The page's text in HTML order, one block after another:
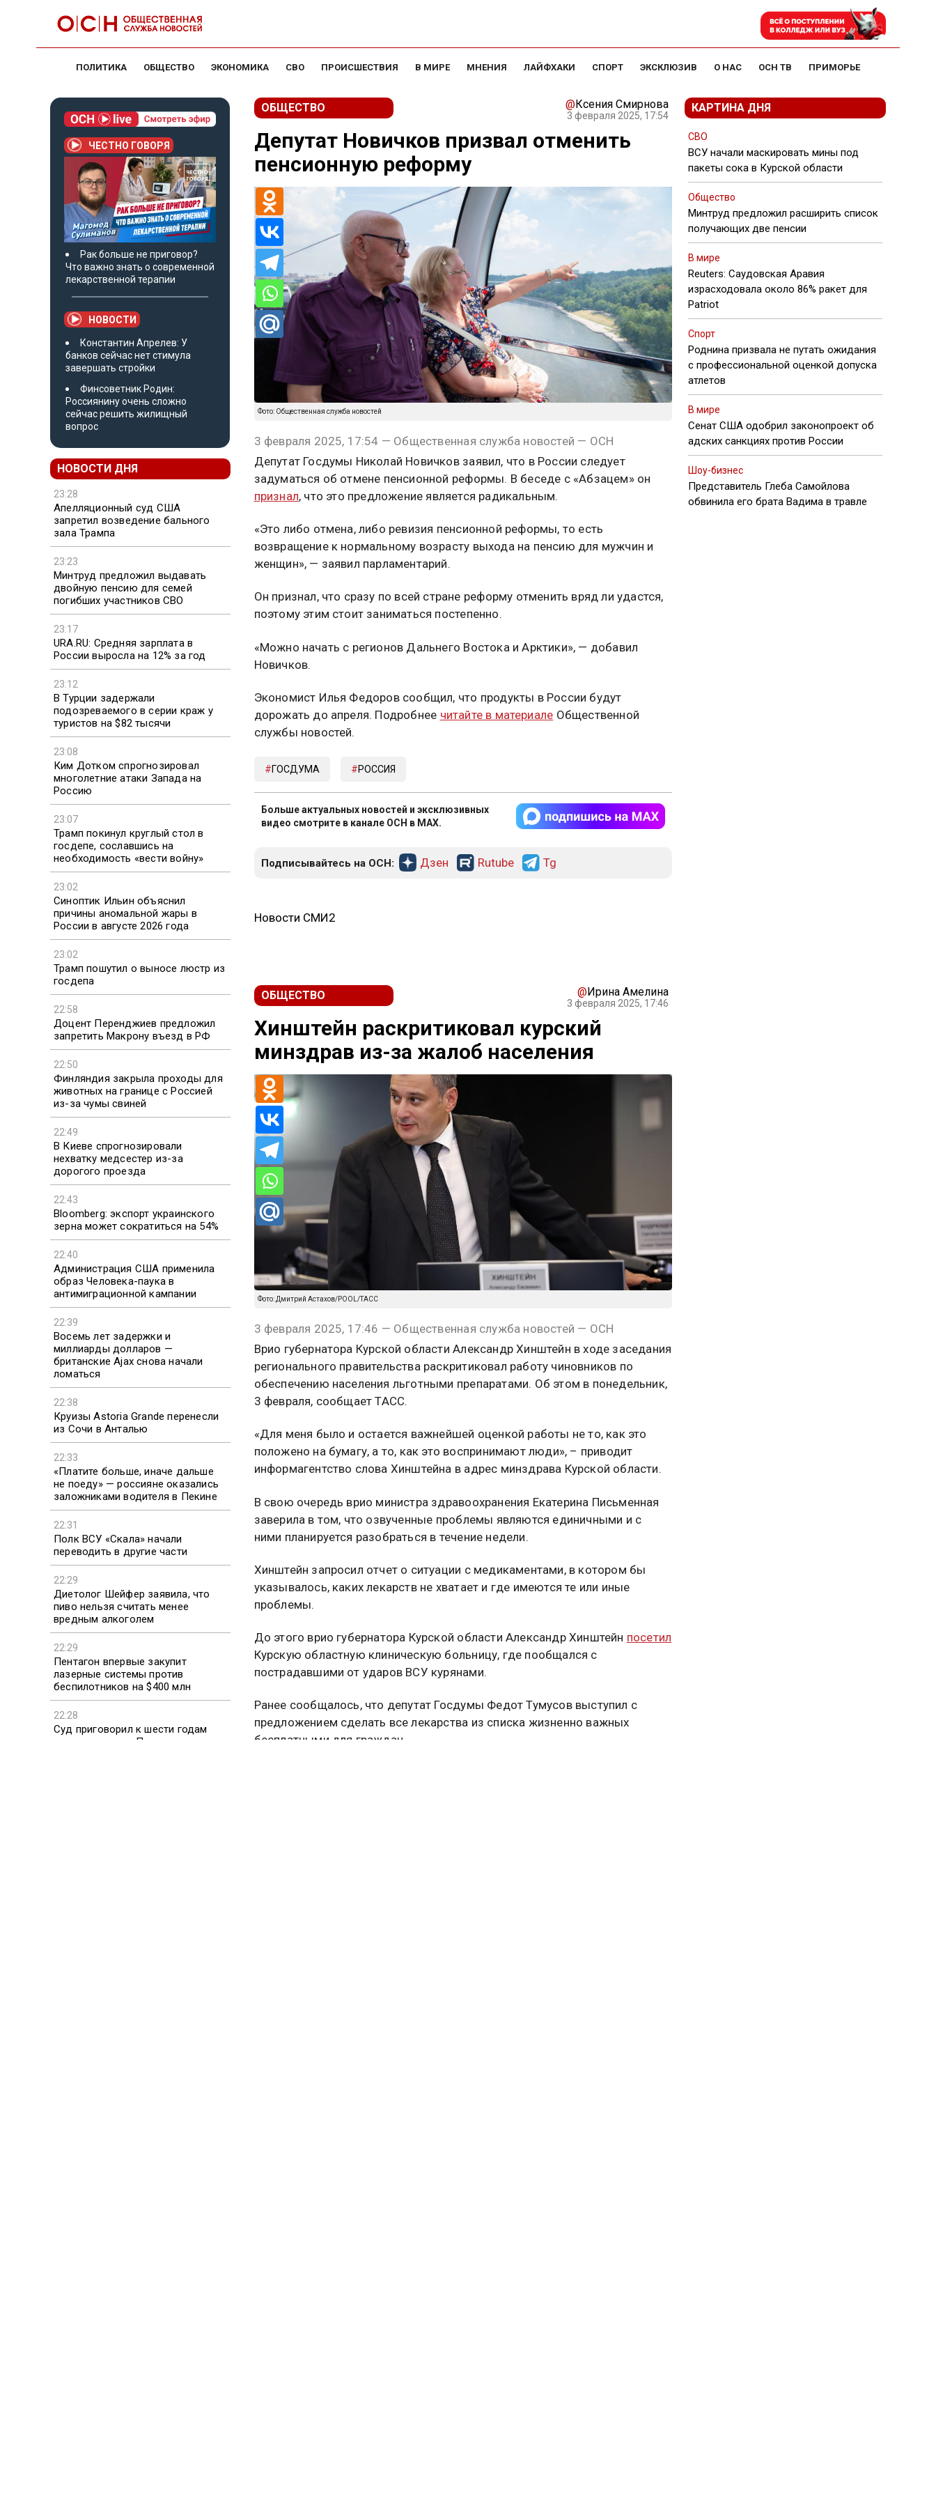
ПОЛИТИКА ОБЩЕСТВО ЭКОНОМИКА СВО ПРОИСШЕСТВИЯ В МИРЕ МНЕНИЯ ЛАЙФХАКИ СПОРТ ЭКСКЛЮЗИВ О НАС ОСН ТВ ПРИМОРЬЕ
ЧЕСТНО ГОВОРЯ
Рак больше не приговор?
Что важно знать о современной
лекарственной терапии
НОВОСТИ
Константин Апрелев: У
банков сейчас нет стимула
завершать стройки
Финсоветник Родин:
Россиянину очень сложно
сейчас решить жилищный
вопрос
НОВОСТИ ДНЯ
23:28
Апелляционный суд США
запретил возведение бального
зала Трампа
23:23
Минтруд предложил выдавать
двойную пенсию для семей
погибших участников СВО
23:17
URA.RU: Средняя зарплата в
России выросла на 12% за год
23:12
В Турции задержали
подозреваемого в серии краж у
туристов на $82 тысячи
23:08
Ким Дотком спрогнозировал
многолетние атаки Запада на
Россию
23:07
Трамп покинул круглый стол в
госдепе, сославшись на
необходимость «вести войну»
23:02
Синоптик Ильин объяснил
причины аномальной жары в
России в августе 2026 года
23:02
Трамп пошутил о выносе люстр из
госдепа
22:58
Доцент Перенджиев предложил
запретить Макрону въезд в РФ
22:50
Финляндия закрыла проходы для
животных на границе с Россией
из-за чумы свиней
22:49
В Киеве спрогнозировали
нехватку медсестер из-за
дорогого проезда
22:43
Bloomberg: экспорт украинского
зерна может сократиться на 54%
22:40
Администрация США применила
образ Человека-паука в
антимиграционной кампании
22:39
Восемь лет задержки и
миллиарды долларов —
британские Ajax снова начали
ломаться
22:38
Круизы Astoria Grande перенесли
из Сочи в Анталью
22:33
«Платите больше, иначе дальше
не поеду» — россияне оказались
заложниками водителя в Пекине
22:31
Полк ВСУ «Скала» начали
переводить в другие части
22:29
Диетолог Шейфер заявила, что
пиво нельзя считать менее
вредным алкоголем
22:29
Пентагон впервые закупит
лазерные системы против
беспилотников на $400 млн
22:28
Суд приговорил к шести годам
колонии жителя Подмосковья за
ОБЩЕСТВО @Ксения Смирнова
3 февраля 2025, 17:54
Депутат Новичков призвал отменить
пенсионную реформу
Фото: Общественная служба новостей
3 февраля 2025, 17:54 — Общественная служба новостей — ОСН
Депутат Госдумы Николай Новичков заявил, что в России следует
задуматься об отмене пенсионной реформы. В беседе с «Абзацем» он
признал, что это предложение является радикальным.
«Это либо отмена, либо ревизия пенсионной реформы, то есть
возвращение к нормальному возрасту выхода на пенсию для мужчин и
женщин», — заявил парламентарий.
Он признал, что сразу по всей стране реформу отменить вряд ли удастся,
поэтому этим стоит заниматься постепенно.
«Можно начать с регионов Дальнего Востока и Арктики», — добавил
Новичков.
Экономист Илья Федоров сообщил, что продукты в России будут
дорожать до апреля. Подробнее читайте в материале Общественной
службы новостей.
ГОСДУМА РОССИЯ
Больше актуальных новостей и эксклюзивных
видео смотрите в канале ОСН в MAX.
Подписывайтесь на ОСН: Дзен Rutube Tg
Новости СМИ2
ОБЩЕСТВО @Ирина Амелина
3 февраля 2025, 17:46
Хинштейн раскритиковал курский
минздрав из-за жалоб населения
Фото: Дмитрий Астахов/POOL/ТАСС
3 февраля 2025, 17:46 — Общественная служба новостей — ОСН
Врио губернатора Курской области Александр Хинштейн в ходе заседания
регионального правительства раскритиковал работу чиновников по
обеспечению населения льготными препаратами. Об этом в понедельник,
3 февраля, сообщает ТАСС.
«Для меня было и остается важнейшей оценкой работы не то, как это
положено на бумагу, а то, как это воспринимают люди», – приводит
информагентство слова Хинштейна в адрес минздрава Курской области.
В свою очередь врио министра здравоохранения Екатерина Письменная
заверила в том, что озвученные проблемы являются единичными и с
ними планируется разобраться в течение недели.
Хинштейн запросил отчет о ситуации с медикаментами, в котором бы
указывалось, каких лекарств не хватает и где имеются те или иные
проблемы.
До этого врио губернатора Курской области Александр Хинштейн посетил
Курскую областную клиническую больницу, где пообщался с
пострадавшими от ударов ВСУ курянами.
Ранее сообщалось, что депутат Госдумы Федот Тумусов выступил с
предложением сделать все лекарства из списка жизненно важных
бесплатными для граждан.
КАРТИНА ДНЯ
СВО
ВСУ начали маскировать мины под
пакеты сока в Курской области
Общество
Минтруд предложил расширить список
получающих две пенсии
В мире
Reuters: Саудовская Аравия
израсходовала около 86% ракет для
Patriot
Спорт
Роднина призвала не путать ожидания
с профессиональной оценкой допуска
атлетов
В мире
Сенат США одобрил законопроект об
адских санкциях против России
Шоу-бизнес
Представитель Глеба Самойлова
обвинила его брата Вадима в травле